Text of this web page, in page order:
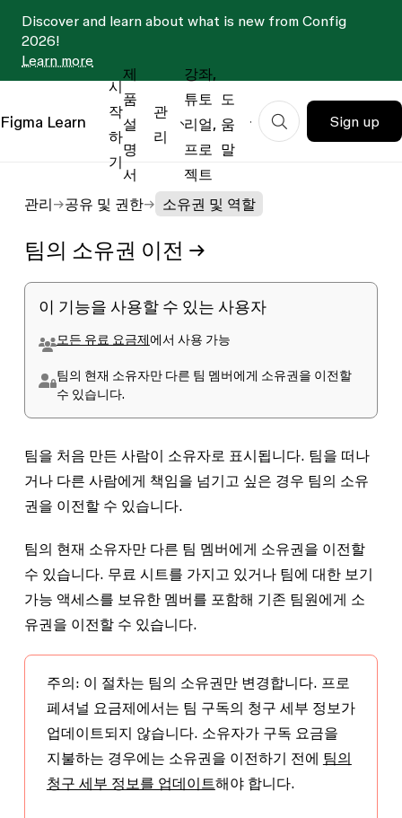
Discover and learn about what is new from Config
2026!
Learn more
Figma Learn
시
작
하
기
제
품
설
명
서
관
리
강좌,
튜토
리얼,
프로
젝트
도
움
말
Sign up
관리 공유 및 권한 소유권 및 역할
팀의 소유권 이전 →
이 기능을 사용할 수 있는 사용자
모든 유료 요금제에서 사용 가능
팀의 현재 소유자만 다른 팀 멤버에게 소유권을 이전할
수 있습니다.
팀을 처음 만든 사람이 소유자로 표시됩니다. 팀을 떠나
거나 다른 사람에게 책임을 넘기고 싶은 경우 팀의 소유
권을 이전할 수 있습니다.
팀의 현재 소유자만 다른 팀 멤버에게 소유권을 이전할
수 있습니다. 무료 시트를 가지고 있거나 팀에 대한 보기
가능 액세스를 보유한 멤버를 포함해 기존 팀원에게 소
유권을 이전할 수 있습니다.
주의: 이 절차는 팀의 소유권만 변경합니다. 프로
페셔널 요금제에서는 팀 구독의 청구 세부 정보가
업데이트되지 않습니다. 소유자가 구독 요금을
지불하는 경우에는 소유권을 이전하기 전에 팀의
청구 세부 정보를 업데이트해야 합니다.